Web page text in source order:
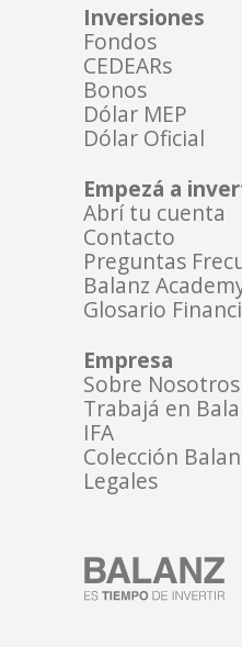
Inversiones
Fondos
CEDEARs
Bonos
Dólar MEP
Dólar Oficial
Empezá a
Abrí tu cuenta
Contacto
Preguntas
Balanz
Glosario
Empresa
Sobre Nosotros
Trabajá en
IFA
Colección
Legales